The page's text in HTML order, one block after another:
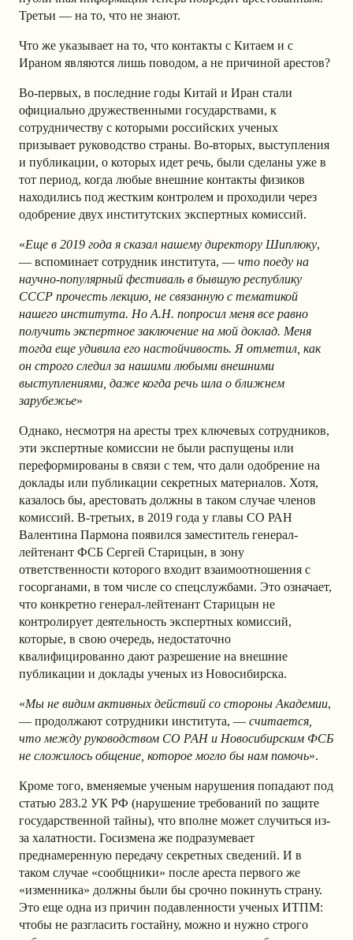
Третьи — на то, что не знают.
Что же указывает на то, что контакты с Китаем и с
Ираном являются лишь поводом, а не причиной арестов?
Во-первых, в последние годы Китай и Иран стали
официально дружественными государствами, к
сотрудничеству с которыми российских ученых
призывает руководство страны. Во-вторых, выступления
и публикации, о которых идет речь, были сделаны уже в
тот период, когда любые внешние контакты физиков
находились под жестким контролем и проходили через
одобрение двух институтских экспертных комиссий.
«Еще в 2019 года я сказал нашему директору Шиплюку,
— вспоминает сотрудник института, — что поеду на
научно-популярный фестиваль в бывшую республику
СССР прочесть лекцию, не связанную с тематикой
нашего института. Но А.Н. попросил меня все равно
получить экспертное заключение на мой доклад. Меня
тогда еще удивила его настойчивость. Я отметил, как
он строго следил за нашими любыми внешними
выступлениями, даже когда речь шла о ближнем
зарубежье»
Однако, несмотря на аресты трех ключевых сотрудников,
эти экспертные комиссии не были распущены или
переформированы в связи с тем, что дали одобрение на
доклады или публикации секретных материалов. Хотя,
казалось бы, арестовать должны в таком случае членов
комиссий. В-третьих, в 2019 года у главы СО РАН
Валентина Пармона появился заместитель генерал-
лейтенант ФСБ Сергей Старицын, в зону
ответственности которого входит взаимоотношения с
госорганами, в том числе со спецслужбами. Это означает,
что конкретно генерал-лейтенант Старицын не
контролирует деятельность экспертных комиссий,
которые, в свою очередь, недостаточно
квалифицированно дают разрешение на внешние
публикации и доклады ученых из Новосибирска.
«Мы не видим активных действий со стороны Академии,
— продолжают сотрудники института, — считается,
что между руководством СО РАН и Новосибирским ФСБ
не сложилось общение, которое могло бы нам помочь».
Кроме того, вменяемые ученым нарушения попадают под
статью 283.2 УК РФ (нарушение требований по защите
государственной тайны), что вполне может случиться из-
за халатности. Госизмена же подразумевает
преднамеренную передачу секретных сведений. И в
таком случае «сообщники» после ареста первого же
«изменника» должны были бы срочно покинуть страну.
Это еще одна из причин подавленности ученых ИТПМ:
чтобы не разгласить гостайну, можно и нужно строго